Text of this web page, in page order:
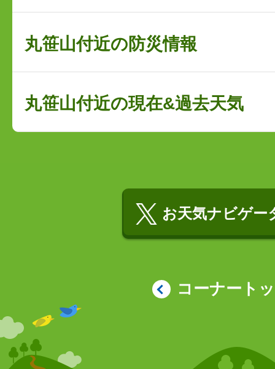
丸笹山付近の防災情報
丸笹山付近の現在&過去天気
お天気ナビゲー
コーナート